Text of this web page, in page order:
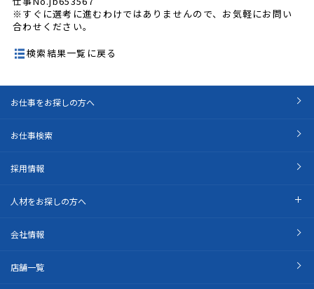
※すぐに選考に進むわけではありませんので、お気軽にお問い
合わせください。
検索結果一覧に戻る
お仕事をお探しの方へ
お仕事検索
採用情報
人材をお探しの方へ
会社情報
店舗一覧